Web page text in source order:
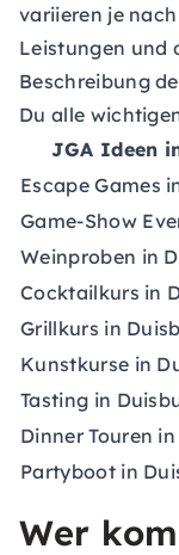
variieren je
Leistungen und
Beschreibung
Du alle
JGA Ideen
Escape Games
Game-Show
Weinproben in
Cocktailkurs in
Grillkurs in
Kunstkurse in
Tasting in
Dinner Touren
Partyboot in
Wer